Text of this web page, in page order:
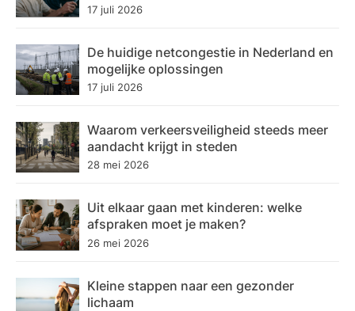
17 juli 2026
De huidige netcongestie in Nederland en
mogelijke oplossingen
17 juli 2026
Waarom verkeersveiligheid steeds meer
aandacht krijgt in steden
28 mei 2026
Uit elkaar gaan met kinderen: welke
afspraken moet je maken?
26 mei 2026
Kleine stappen naar een gezonder
lichaam